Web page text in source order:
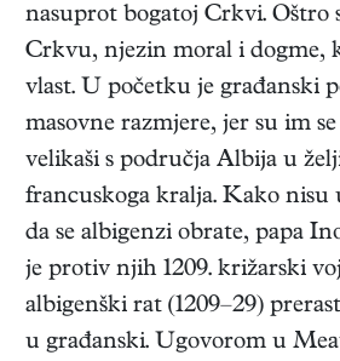
nasuprot bogatoj Crkvi.
Crkvu, njezin moral i dogme,
vlast. U početku je građanski
masovne razmjere, jer su im
velikaši s područja Albija u
francuskoga kralja. Kako nisu
da se albigenzi obrate, papa
je protiv njih 1209. križarski
albigenški rat (1209–29)
u građanski. Ugovorom u